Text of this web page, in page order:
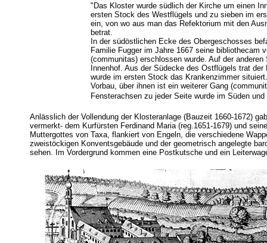
"Das Kloster wurde südlich der Kirche um einen
ersten Stock des Westflügels und zu sieben im
ein, von wo aus man das Refektorium mit den
betrat.
In der südöstlichen Ecke des Obergeschosses
Familie Fugger im Jahre 1667 seine bibliothecam
(communitas) erschlossen wurde. Auf der
Innenhof. Aus der Südecke des Ostflügels trat
wurde im ersten Stock das Krankenzimmer
Vorbau, über ihnen ist ein weiterer Gang
Fensterachsen zu jeder Seite wurde im Süden
Anlässlich der Vollendung der Klosteranlage (Bauzeit 1660-1672)
vermerkt- dem Kurfürsten Ferdinand Maria (reg.1651-1679) und
Muttergottes von Taxa, flankiert von Engeln, die verschiedene
zweistöckigen Konventsgebäude und der geometrisch angelegte
sehen. Im Vordergrund kommen eine Postkutsche und ein